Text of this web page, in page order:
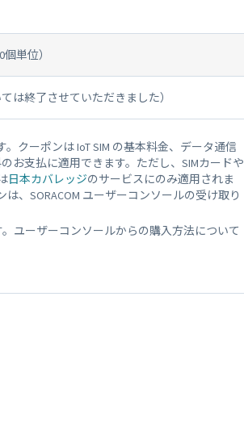
個単位）
は終了させていただきました）
クーポンは IoT SIM の基本料金、データ通信
お支払に適用できます。ただし、SIMカードや
日本カバレッジのサービスにのみ適用されま
、SORACOM ユーザーコンソールの受け取り
ユーザーコンソールからの購入方法について